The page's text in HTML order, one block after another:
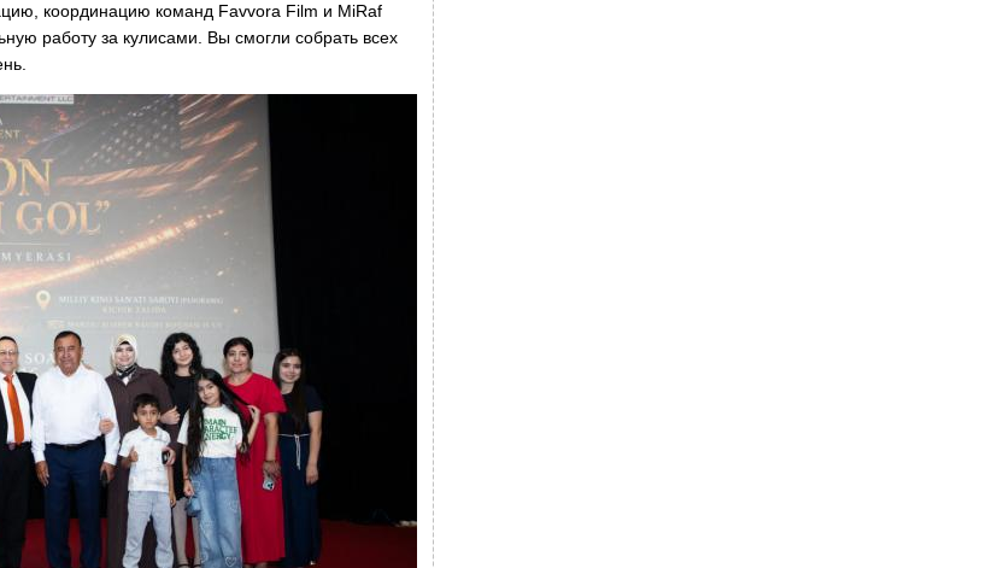
координацию команд Favvora Film и MiRaf
работу за кулисами. Вы смогли собрать всех